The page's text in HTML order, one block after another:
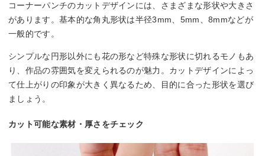
コーナーパンチのカットデザインには、さまざまな形状や大きさ
があります。基本的な角丸形状は半径3mm、5mm、8mmなどが
一般的です。
シンプルな円形以外にも花の形など特殊な形状に切れるモノもあ
り、作品の雰囲気を変えられるのが魅力。カットデザインによっ
て仕上がりの印象が大きく異なるため、目的に合った形状を選び
ましょう。
カット可能な素材・厚さをチェック